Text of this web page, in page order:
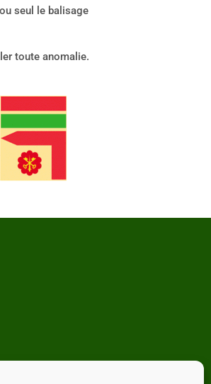
seul le balisage
toute anomalie.